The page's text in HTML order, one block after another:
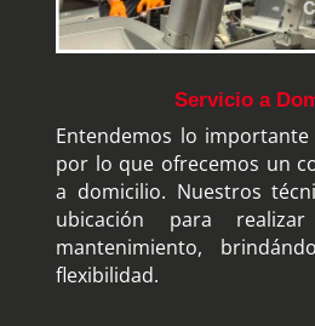
Servicio a
Entendemos lo
por lo que ofrecemos un
a domicilio. Nuestros
ubicación para
mantenimiento,
flexibilidad.